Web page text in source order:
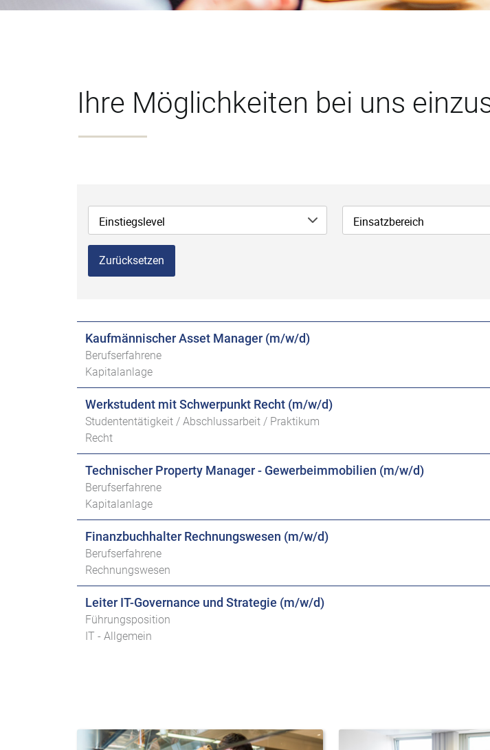
Ihre Möglichkeiten bei uns
Einstiegslevel Einsatzbereich
Zurücksetzen
Kaufmännischer Asset Manager (m/w/d)
Berufserfahrene
Kapitalanlage
Werkstudent mit Schwerpunkt Recht (m/w/d)
Studententätigkeit / Abschlussarbeit / Praktikum
Recht
Technischer Property Manager - Gewerbeimmobilien (m/w/d)
Berufserfahrene
Kapitalanlage
Finanzbuchhalter Rechnungswesen (m/w/d)
Berufserfahrene
Rechnungswesen
Leiter IT-Governance und Strategie (m/w/d)
Führungsposition
IT - Allgemein